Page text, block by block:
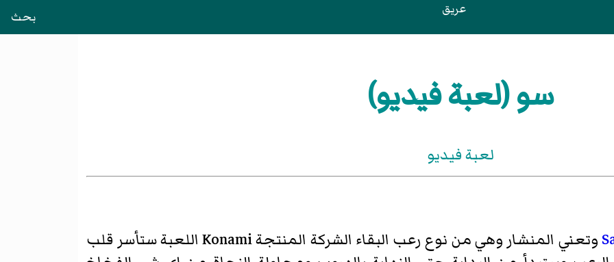
عريق بحث
سو (لعبة فيديو)
لعبة فيديو
وتعني المنشار وهي من نوع رعب البقاء الشركة المنتجة Konami اللعبة ستأسر قلب